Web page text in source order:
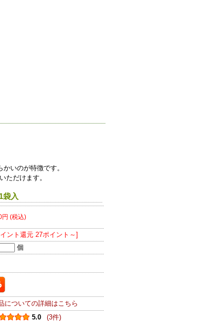
いのが特徴です。
ただけます。
入
円 (税込)
ント還元 27ポイント～]
個
についての詳細はこちら
5.0
(3件)